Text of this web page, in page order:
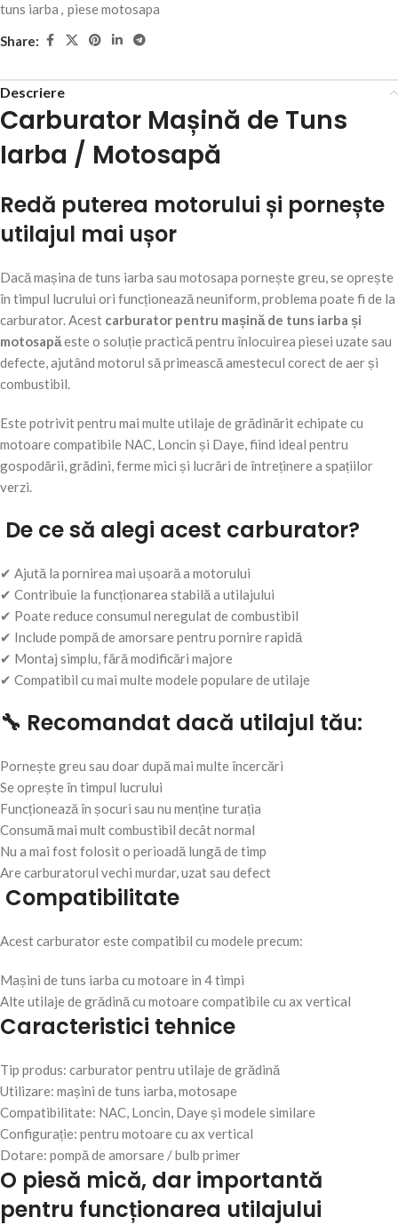
tuns iarba , piese motosapa
Share:
Descriere
Carburator Mașină de Tuns
Iarba / Motosapă
Redă puterea motorului și pornește
utilajul mai ușor
Dacă mașina de tuns iarba sau motosapa pornește greu, se oprește
în timpul lucrului ori funcționează neuniform, problema poate fi de la
carburator. Acest carburator pentru mașină de tuns iarba și
motosapăeste o soluție practică pentru înlocuirea piesei uzate sau
defecte, ajutând motorul să primească amestecul corect de aer și
combustibil.
Este potrivit pentru mai multe utilaje de grădinărit echipate cu
motoare compatibile NAC, Loncin și Daye, fiind ideal pentru
gospodării, grădini, ferme mici și lucrări de întreținere a spațiilor
verzi.
De ce să alegi acest carburator?
✔ Ajută la pornirea mai ușoară a motorului
✔ Contribuie la funcționarea stabilă a utilajului
✔ Poate reduce consumul neregulat de combustibil
✔ Include pompă de amorsare pentru pornire rapidă
✔ Montaj simplu, fără modificări majore
✔ Compatibil cu mai multe modele populare de utilaje
🔧 Recomandat dacă utilajul tău:
Pornește greu sau doar după mai multe încercări
Se oprește în timpul lucrului
Funcționează în șocuri sau nu menține turația
Consumă mai mult combustibil decât normal
Nu a mai fost folosit o perioadă lungă de timp
Are carburatorul vechi murdar, uzat sau defect
Compatibilitate
Acest carburator este compatibil cu modele precum:
Mașini de tuns iarba cu motoare in 4 timpi
Alte utilaje de grădină cu motoare compatibile cu ax vertical
Caracteristici tehnice
Tip produs: carburator pentru utilaje de grădină
Utilizare: mașini de tuns iarba, motosape
Compatibilitate: NAC, Loncin, Daye și modele similare
Configurație: pentru motoare cu ax vertical
Dotare: pompă de amorsare / bulb primer
O piesă mică, dar importantă
pentru funcționarea utilajului